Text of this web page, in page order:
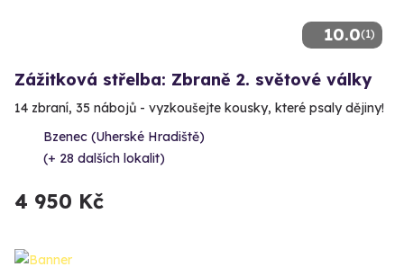
10.0(1)
Zážitková střelba: Zbraně 2. světové války
14 zbraní, 35 nábojů - vyzkoušejte kousky, které psaly dějiny!
Bzenec (Uherské Hradiště)
(+ 28 dalších lokalit)
4 950 Kč